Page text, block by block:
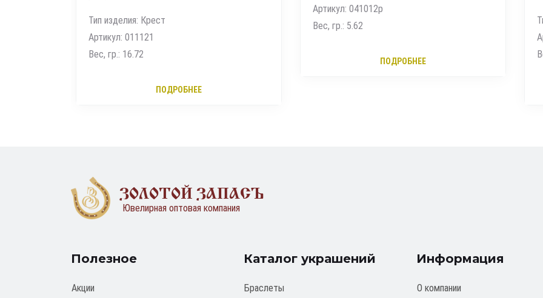
Вес, гр.: 5.62
Тип изделия: Цепь
ЗОЛОТОЙ ЗАПАСЪ
Ювелирная оптовая компания
Полезное
Акции
Каталог украшений
Браслеты
Информация
О компании